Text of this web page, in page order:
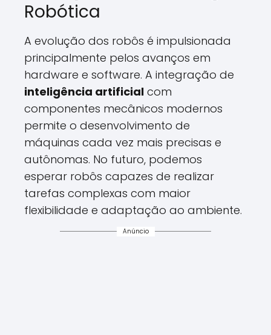
Robótica
A evolução dos robôs é impulsionada
principalmente pelos avanços em
hardware e software. A integração de
inteligência artificial com
componentes mecânicos modernos
permite o desenvolvimento de
máquinas cada vez mais precisas e
autônomas. No futuro, podemos
esperar robôs capazes de realizar
tarefas complexas com maior
flexibilidade e adaptação ao ambiente.
Anúncio